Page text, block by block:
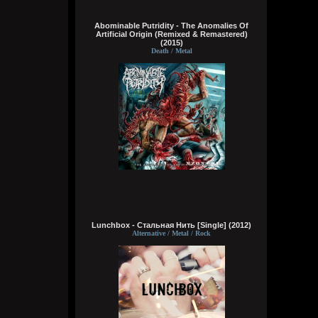
Bestial
6 августа 2026
typical crabs
6 августа 2026
вот шок и оксимирон ахуееный батл.
сразу понял чьих рук дело. аббалбиск и
typical crabs
6 августа 2026
Ну лежит, то и упало
typical crabs
6 августа 2026
пересматриваю баттлы. ведь
версус,слово и рбл уже загнулись. даже
лига гнойного помоему.
Abominable Putridity - The Anomalies Of
Artificial Origin (Remixed & Remastered)
(2015)
Death / Metal
Lunchbox - Стальная Нить [Single] (2012)
Alternative / Metal / Rock